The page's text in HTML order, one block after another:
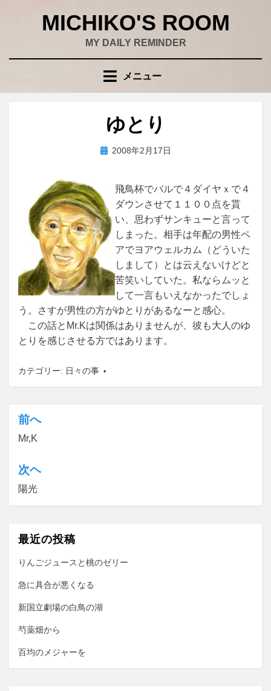
MICHIKO'S ROOM
MY DAILY REMINDER
メニュー
ゆとり
投稿者wad
投 2008年2月17日
飛鳥杯でバルで４ダイヤｘで４
ダウンさせて１１００点を貰
い、思わずサンキューと言って
しまった。相手は年配の男性ペ
アでヨアウェルカム（どういた
しまして）とは云えないけどと
苦笑いしていた。私ならムッと
して一言もいえなかったでしょ
う。さすが男性の方がゆとりがあるなーと感心。
この話とMr.Kは関係はありませんが、彼も大人のゆ
とりを感じさせる方ではあります。
カテゴリー: 日々の事
投
稿
ナ
ビ
シ
ョ
ン
前へ
Mr,K
次ヘ
陽光
最近の投稿
りんごジュースと桃のゼリー
急に具合が悪くなる
新国立劇場の白鳥の湖
芍薬畑から
百均のメジャーを